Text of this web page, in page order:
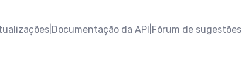
Documentação da API Fórum de sugestões